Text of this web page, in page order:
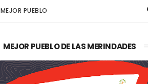
MEJOR PUEBLO
MEJOR PUEBLO DE LAS MERINDADES